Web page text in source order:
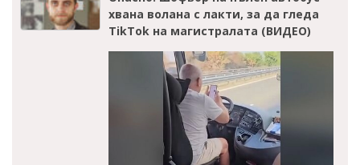
хвана волана с лакти, за да гледа
TikTok на магистралата (ВИДЕО)